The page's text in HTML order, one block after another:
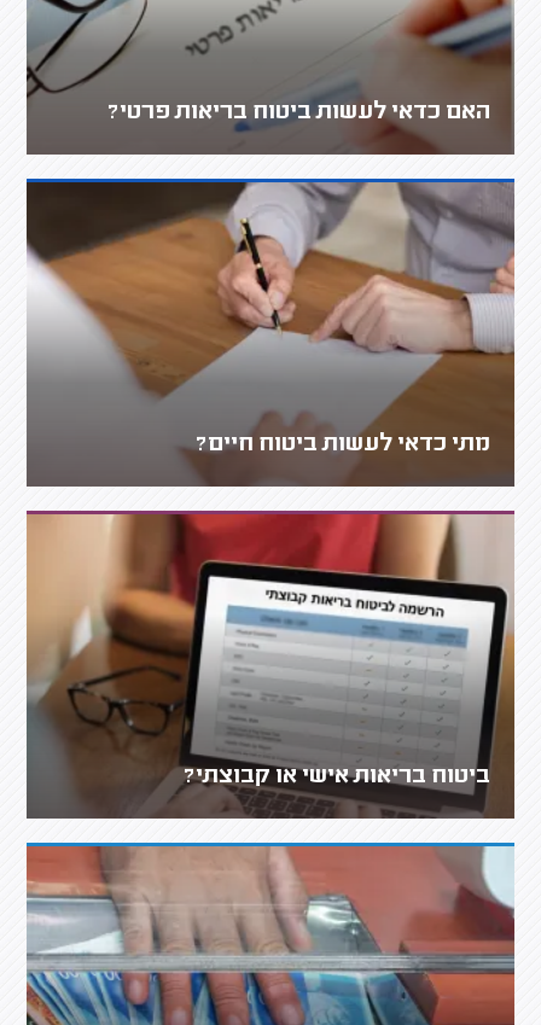
האם כדאי לעשות ביטוח בריאות פרטי?
מתי כדאי לעשות ביטוח חיים?
ביטוח בריאות אישי או קבוצתי?